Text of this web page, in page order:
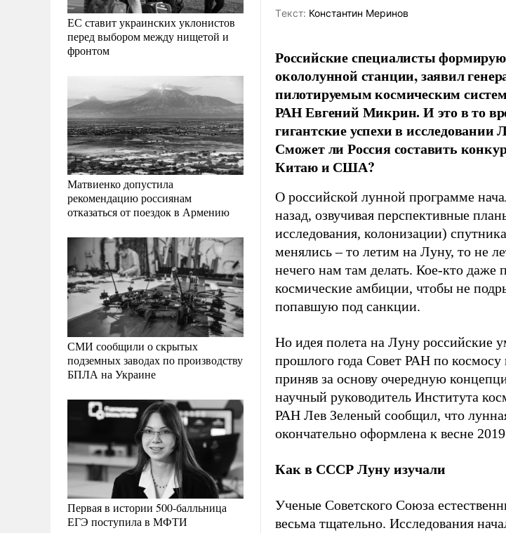
ЕС ставит украинских уклонистов
перед выбором между нищетой и
фронтом
Матвиенко допустила
рекомендацию россиянам
отказаться от поездок в Армению
СМИ сообщили о скрытых
подземных заводах по производству
БПЛА на Украине
Первая в истории 500-балльница
ЕГЭ поступила в МФТИ
Tекст: Константин Меринов
Российские специалисты
окололунной станции, заявил
пилотируемым космическим
РАН Евгений Микрин. И это в то
гигантские успехи в
Сможет ли Россия составить
Китаю и США?
О российской лунной программе
назад, озвучивая перспективные
исследования, колонизации)
менялись – то летим на Луну, то не
нечего нам там делать. Кое-кто даже
космические амбиции, чтобы не
попавшую под санкции.
Но идея полета на Луну российские
прошлого года Совет РАН по
приняв за основу очередную
научный руководитель Института
РАН Лев Зеленый сообщил, что
окончательно оформлена к весне 2019
Как в СССР Луну изучали
Ученые Советского Союза
весьма тщательно. Исследования